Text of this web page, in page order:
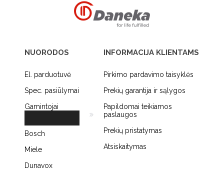
NUORODOS
El. parduotuvė
Spec. pasiūlymai
Gamintojai
Bosch
Miele
Dunavox
INFORMACIJA KLIENTAMS
Pirkimo pardavimo taisyklės
Prekių garantija ir sąlygos
Papildomai teikiamos
paslaugos
Prekių pristatymas
Atsiskaitymas